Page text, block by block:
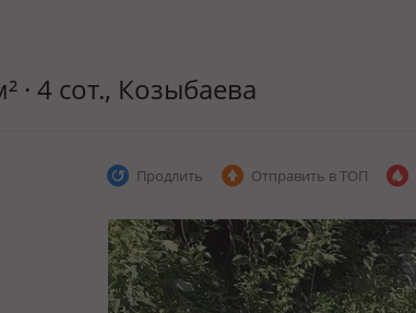
· 4 сот., Козыбаева
Продлить Отправить в ТОП